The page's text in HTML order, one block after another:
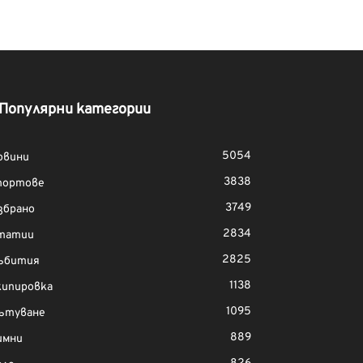
категории
5054
3838
3749
2834
2825
1138
1095
889